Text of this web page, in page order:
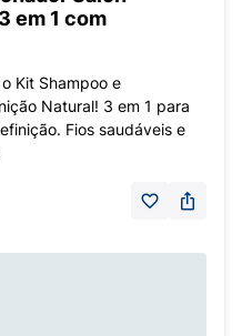
em 1 com
Kit Shampoo e
Natural! 3 em 1 para
Fios saudáveis e